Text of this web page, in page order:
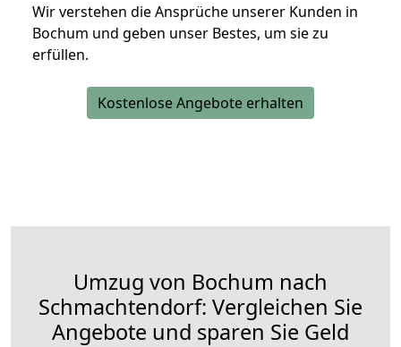
Wir verstehen die Ansprüche unserer Kunden in
Bochum und geben unser Bestes, um sie zu
erfüllen.
Kostenlose Angebote erhalten
Umzug von Bochum nach
Schmachtendorf: Vergleichen Sie
Angebote und sparen Sie Geld